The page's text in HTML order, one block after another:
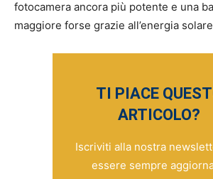
fotocamera ancora più potente e una
maggiore forse grazie all’energia
TI PIACE
ARTICOLO?
Iscriviti alla nostra
essere sempre